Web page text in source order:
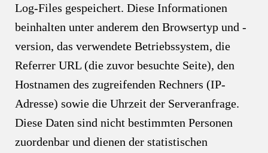
Log-Files gespeichert. Diese Informationen
beinhalten unter anderem den Browsertyp und -
version, das verwendete Betriebssystem, die
Referrer URL (die zuvor besuchte Seite), den
Hostnamen des zugreifenden Rechners (IP-
Adresse) sowie die Uhrzeit der Serveranfrage.
Diese Daten sind nicht bestimmten Personen
zuordenbar und dienen der statistischen